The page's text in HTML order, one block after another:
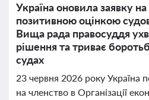
Україна оновила заявку
позитивною оцінкою
Вища рада правосуддя
рішення та триває
судах
23 червня 2026 року Україна
на членство в Організації